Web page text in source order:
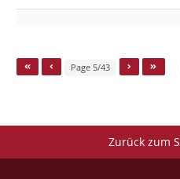
Page 5/43
Zurück zum